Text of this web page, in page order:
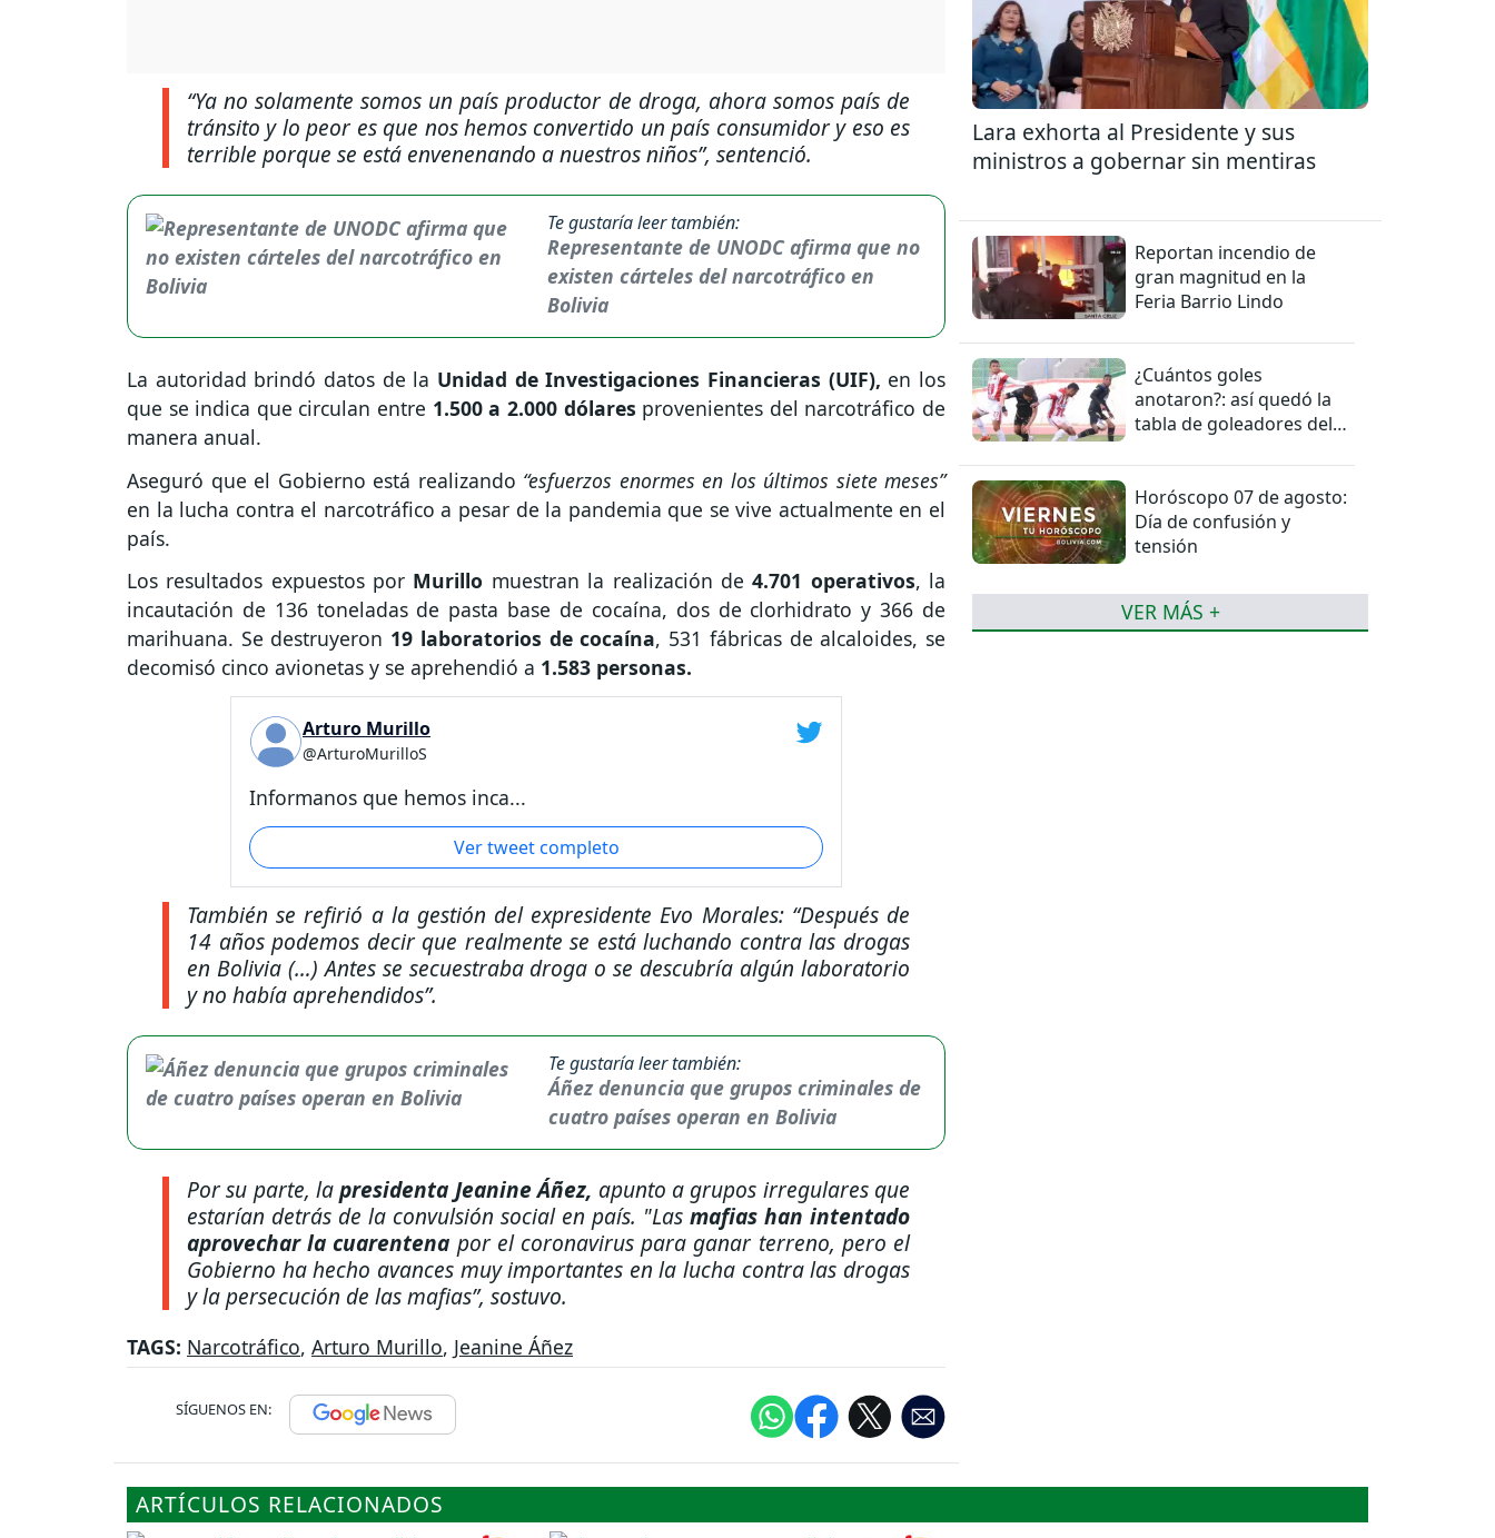
“Ya no solamente somos un país productor de droga, ahora somos país de
tránsito y lo peor es que nos hemos convertido un país consumidor y eso es
terrible porque se está envenenando a nuestros niños”, sentenció.
Te gustaría leer también:
Representante de UNODC afirma que no
existen cárteles del narcotráfico en
Bolivia
La autoridad brindó datos de la Unidad de Investigaciones Financieras (UIF), en los
que se indica que circulan entre 1.500 a 2.000 dólares provenientes del narcotráfico de
manera anual.
Aseguró que el Gobierno está realizando “esfuerzos enormes en los últimos siete meses”
en la lucha contra el narcotráfico a pesar de la pandemia que se vive actualmente en el
país.
Los resultados expuestos por Murillo muestran la realización de4.701 operativos, la
incautación de 136 toneladas de pasta base de cocaína, dos de clorhidrato y 366 de
marihuana. Se destruyeron 19 laboratorios de cocaína, 531 fábricas de alcaloides, se
decomisó cinco avionetas y se aprehendió a 1.583 personas.
Arturo Murillo
@ArturoMurilloS
Informanos que hemos inca...
Ver tweet completo
También se refirió a la gestión del expresidente Evo Morales: “Después de
14 años podemos decir que realmente se está luchando contra las drogas
en Bolivia (…) Antes se secuestraba droga o se descubría algún laboratorio
y no había aprehendidos”.
Te gustaría leer también:
Áñez denuncia que grupos criminales de
cuatro países operan en Bolivia
Por su parte, lapresidenta Jeanine Áñez, apunto a grupos irregulares que
estarían detrás de la convulsión social en país. "Las mafias han intentado
aprovechar la cuarentena por el coronavirus para ganar terreno, pero el
Gobierno ha hecho avances muy importantes en la lucha contra las drogas
y la persecución de las mafias”, sostuvo.
TAGS: Narcotráfico, Arturo Murillo, Jeanine Áñez
SÍGUENOS EN:
Lara exhorta al Presidente y sus
ministros a gobernar sin mentiras
Reportan incendio de
gran magnitud en la
Feria Barrio Lindo
¿Cuántos goles
anotaron?: así quedó la
tabla de goleadores del
Horóscopo 07 de agosto:
Día de confusión y
tensión
VER MÁS +
ARTÍCULOS RELACIONADOS